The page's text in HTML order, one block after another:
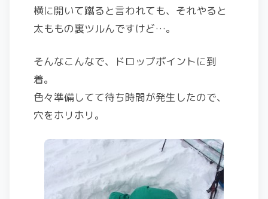
横に開いて蹴ると言われても、それやると
太ももの裏ツルんですけど…。
そんなこんなで、ドロップポイントに到
着。
色々準備してて待ち時間が発生したので、
穴をホリホリ。